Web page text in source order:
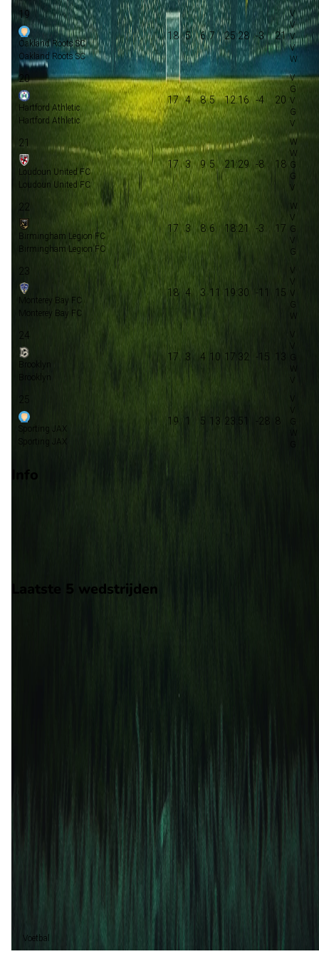
19
Oakland Roots SC
Oakland Roots SC
18 5 6 7 25:28 -3 21
20
Hartford Athletic
Hartford Athletic
17 4 8 5 12:16 -4 20
21
Loudoun United FC
Loudoun United FC
17 3 9 5 21:29 -8 18
22
Birmingham Legion FC
Birmingham Legion FC
17 3 8 6 18:21 -3 17
23
Monterey Bay FC
Monterey Bay FC
18 4 3 11 19:30 -11 15
24
Brooklyn
Brooklyn
17 3 4 10 17:32 -15 13
25
Sporting JAX
Sporting JAX
19 1 5 13 23:51 -28 8
Info
Laatste 5 wedstrijden
Voetbal